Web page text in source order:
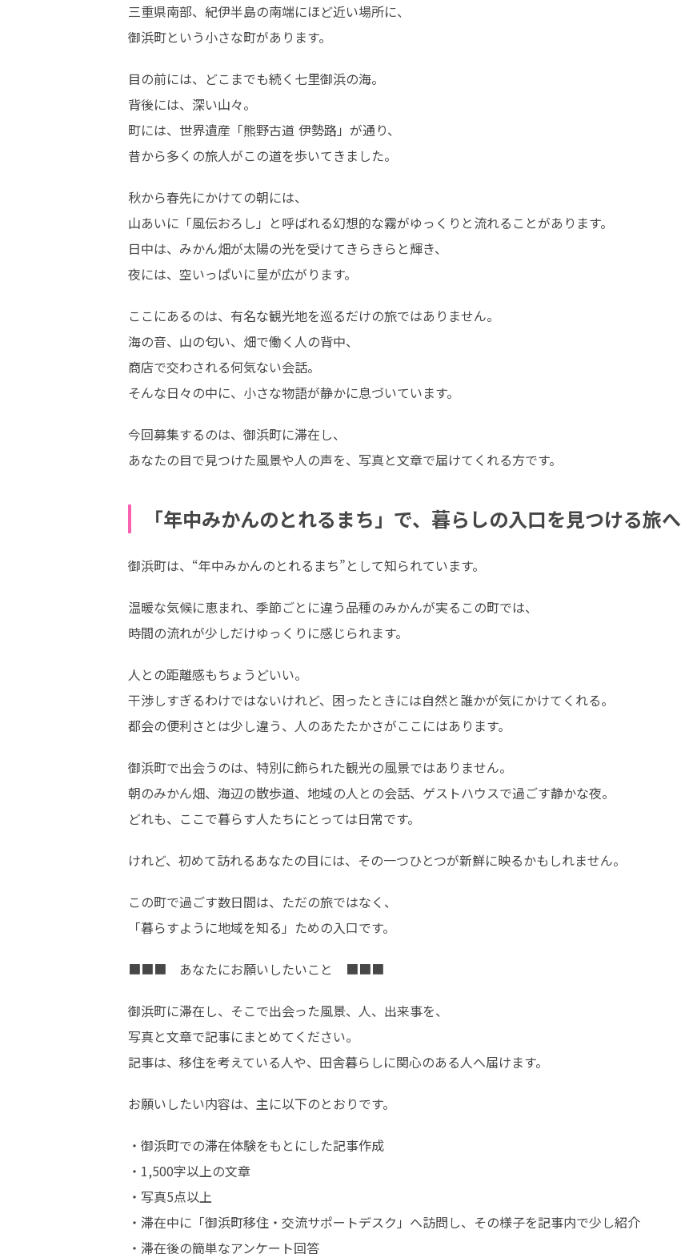
三重県南部、紀伊半島の南端にほど近い場所に、
御浜町という小さな町があります。
目の前には、どこまでも続く七里御浜の海。
背後には、深い山々。
町には、世界遺産「熊野古道 伊勢路」が通り、
昔から多くの旅人がこの道を歩いてきました。
秋から春先にかけての朝には、
山あいに「風伝おろし」と呼ばれる幻想的な霧がゆっくりと流れることがあります。
日中は、みかん畑が太陽の光を受けてきらきらと輝き、
夜には、空いっぱいに星が広がります。
ここにあるのは、有名な観光地を巡るだけの旅ではありません。
海の音、山の匂い、畑で働く人の背中、
商店で交わされる何気ない会話。
そんな日々の中に、小さな物語が静かに息づいています。
今回募集するのは、御浜町に滞在し、
あなたの目で見つけた風景や人の声を、写真と文章で届けてくれる方です。
「年中みかんのとれるまち」で、暮らしの入口を見つける旅へ
御浜町は、“年中みかんのとれるまち”として知られています。
温暖な気候に恵まれ、季節ごとに違う品種のみかんが実るこの町では、
時間の流れが少しだけゆっくりに感じられます。
人との距離感もちょうどいい。
干渉しすぎるわけではないけれど、困ったときには自然と誰かが気にかけてくれる。
都会の便利さとは少し違う、人のあたたかさがここにはあります。
御浜町で出会うのは、特別に飾られた観光の風景ではありません。
朝のみかん畑、海辺の散歩道、地域の人との会話、ゲストハウスで過ごす静かな夜。
どれも、ここで暮らす人たちにとっては日常です。
けれど、初めて訪れるあなたの目には、その一つひとつが新鮮に映るかもしれません。
この町で過ごす数日間は、ただの旅ではなく、
「暮らすように地域を知る」ための入口です。
■■■　あなたにお願いしたいこと　■■■
御浜町に滞在し、そこで出会った風景、人、出来事を、
写真と文章で記事にまとめてください。
記事は、移住を考えている人や、田舎暮らしに関心のある人へ届けます。
お願いしたい内容は、主に以下のとおりです。
・御浜町での滞在体験をもとにした記事作成
・1,500字以上の文章
・写真5点以上
・滞在中に「御浜町移住・交流サポートデスク」へ訪問し、その様子を記事内で少し紹介
・滞在後の簡単なアンケート回答